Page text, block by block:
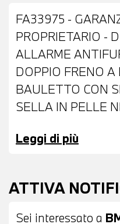
FA33975 -
PROPRIETARIO -
ALLARME
DOPPIO FRENO A
BAULETTO CON
SELLA IN PELLE
FINANZIAMENTO
Leggi di più
ATTIVA
Sei interessato a